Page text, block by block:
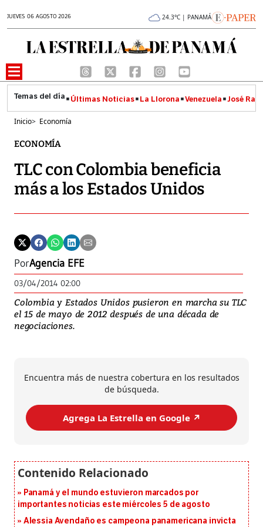
JUEVES 06 AGOSTO 2026 24.3°C | PANAMÁ
Últimas Noticias La Llorona Venezuela José
Inicio> Economía
ECONOMÍA
TLC con Colombia beneficia
más a los Estados Unidos
PorAgencia EFE
03/04/2014 02:00
Colombia y Estados Unidos pusieron en marcha su TLC
el 15 de mayo de 2012 después de una década de
negociaciones.
Encuentra más de nuestra cobertura en los resultados
de búsqueda.
Agrega La Estrella en Google ↗️
Panamá y el mundo estuvieron marcados por
importantes noticias este miércoles 5 de agosto
Alessia Avendaño es campeona panamericana invicta